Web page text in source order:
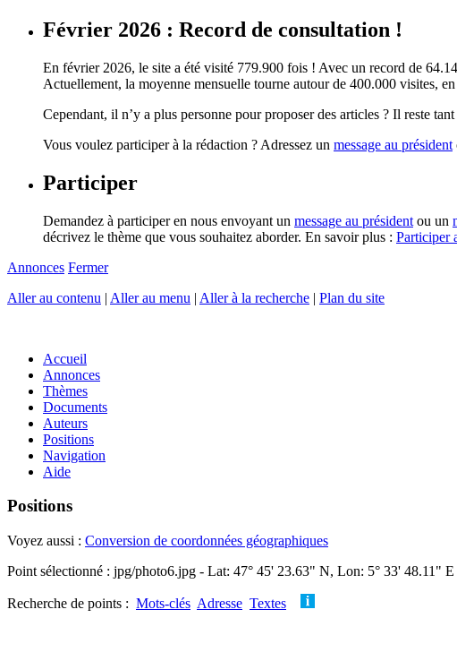
Février 2026 : Record de consultation !
En février 2026, le site a été visité 779.900 fois ! Avec un record de
Actuellement, la moyenne mensuelle tourne autour de 400.000 visites,
Cependant, il n’y a plus personne pour proposer des articles ? Il reste
Vous voulez participer à la rédaction ? Adressez un message au président
Participer
Demandez à participer en nous envoyant un message au président ou un
décrivez le thème que vous souhaitez aborder. En savoir plus : Participer
Annonces Fermer
Aller au contenu | Aller au menu | Aller à la recherche | Plan du site
Accueil
Annonces
Thèmes
Documents
Auteurs
Positions
Navigation
Aide
Positions
Voyez aussi : Conversion de coordonnées géographiques
Point sélectionné : jpg/photo6.jpg - Lat: 47° 45' 23.63" N, Lon: 5° 33' 48.11" E
Recherche de points : Mots-clés Adresse Textes